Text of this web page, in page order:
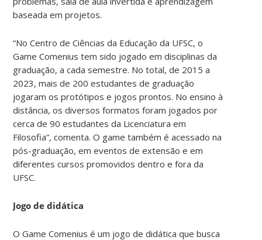
baseada em projetos.
“No Centro de Ciências da Educação da UFSC, o
Game Comenius tem sido jogado em disciplinas da
graduação, a cada semestre. No total, de 2015 a
2023, mais de 200 estudantes de graduação
jogaram os protótipos e jogos prontos. No ensino à
distância, os diversos formatos foram jogados por
cerca de 90 estudantes da Licenciatura em
Filosofia”, comenta. O game também é acessado na
pós-graduação, em eventos de extensão e em
diferentes cursos promovidos dentro e fora da
UFSC.
Jogo de didática
O Game Comenius é um jogo de didática que busca